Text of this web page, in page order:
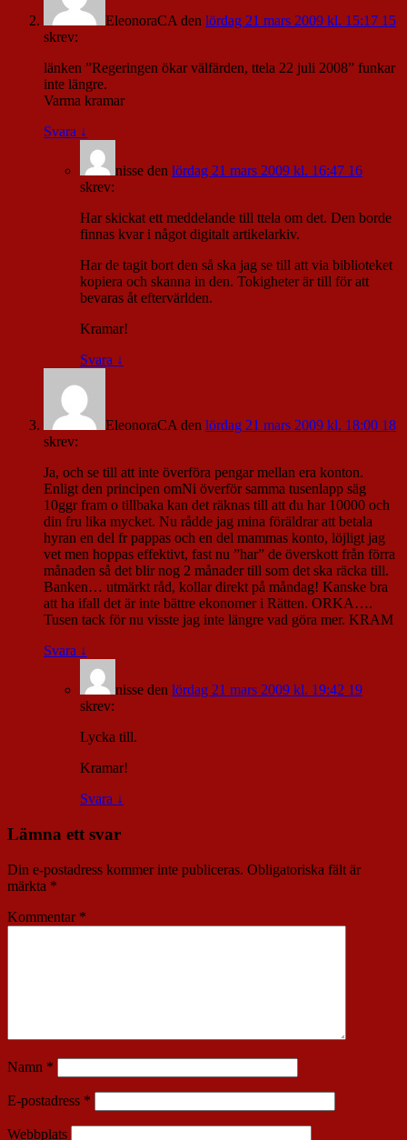
EleonoraCA den lördag 21 mars 2009 kl. 15:17 15
skrev:
länken ”Regeringen ökar välfärden, ttela 22 juli 2008” funkar
inte längre.
Varma kramar
Svara ↓
nisse den lördag 21 mars 2009 kl. 16:47 16
skrev:
Har skickat ett meddelande till ttela om det. Den borde
finnas kvar i något digitalt artikelarkiv.
Har de tagit bort den så ska jag se till att via biblioteket
kopiera och skanna in den. Tokigheter är till för att
bevaras åt eftervärlden.
Kramar!
Svara ↓
EleonoraCA den lördag 21 mars 2009 kl. 18:00 18
skrev:
Ja, och se till att inte överföra pengar mellan era konton.
Enligt den principen omNi överför samma tusenlapp säg
10ggr fram o tillbaka kan det räknas till att du har 10000 och
din fru lika mycket. Nu rådde jag mina föräldrar att betala
hyran en del fr pappas och en del mammas konto, löjligt jag
vet men hoppas effektivt, fast nu ”har” de överskott från förra
månaden så det blir nog 2 månader till som det ska räcka till.
Banken… utmärkt råd, kollar direkt på måndag! Kanske bra
att ha ifall det är inte bättre ekonomer i Rätten. ORKA….
Tusen tack för nu visste jag inte längre vad göra mer. KRAM
Svara ↓
nisse den lördag 21 mars 2009 kl. 19:42 19
skrev:
Lycka till.
Kramar!
Svara ↓
Lämna ett svar
Din e-postadress kommer inte publiceras. Obligatoriska fält är
märkta *
Kommentar *
Namn *
E-postadress *
Webbplats